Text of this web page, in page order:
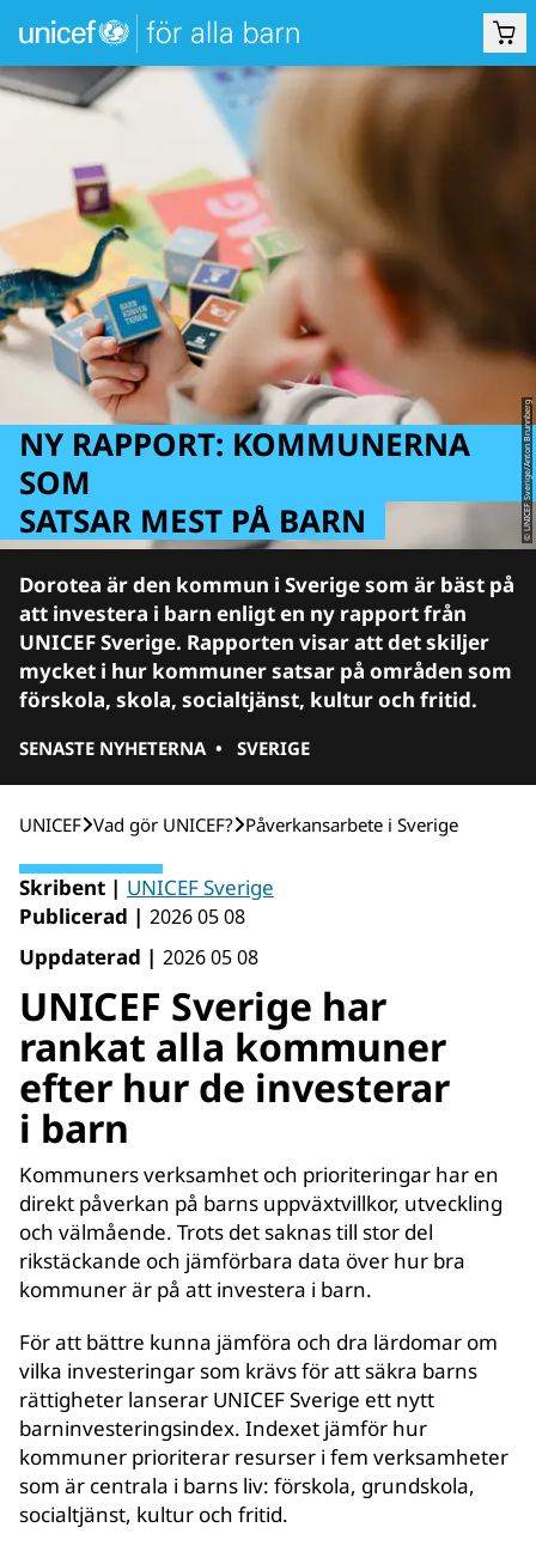
© UNICEF Sverige/Anton Brunnberg
NY RAPPORT: KOMMUNERNA
SOM
SATSAR MEST PÅ BARN
Dorotea är den kommun i Sverige som är bäst på
att investera i barn enligt en ny rapport från
UNICEF Sverige. Rapporten visar att det skiljer
mycket i hur kommuner satsar på områden som
förskola, skola, socialtjänst, kultur och fritid.
SENASTE NYHETERNA • SVERIGE
UNICEF Vad gör UNICEF? Påverkansarbete i Sverige
Skribent | UNICEF Sverige
Publicerad | 2026 05 08
Uppdaterad | 2026 05 08
UNICEF Sverige har
rankat alla kommuner
efter hur de investerar
i barn
Kommuners verksamhet och prioriteringar har en
direkt påverkan på barns uppväxtvillkor, utveckling
och välmående. Trots det saknas till stor del
rikstäckande och jämförbara data över hur bra
kommuner är på att investera i barn.
För att bättre kunna jämföra och dra lärdomar om
vilka investeringar som krävs för att säkra barns
rättigheter lanserar UNICEF Sverige ett nytt
barninvesteringsindex. Indexet jämför hur
kommuner prioriterar resurser i fem verksamheter
som är centrala i barns liv: förskola, grundskola,
socialtjänst, kultur och fritid.